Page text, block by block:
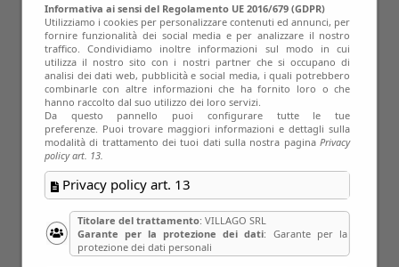
PERCHE’ PROPRIO UN
LETTO A BALDACCHINO?
Lifestyle Magazine
30
Settembre 2021
Storia e curiosità dei letti a
baldacchino nella storia e
nell’evoluzione moderna…
Informativa ai sensi del Regolamento UE 2016/679 (GDPR)
Utilizziamo i cookies per personalizzare contenuti ed annunci, per
fornire funzionalità dei social media e per analizzare il nostro
traffico. Condividiamo inoltre informazioni sul modo in cui
utilizza il nostro sito con i nostri partner che si occupano di
analisi dei dati web, pubblicità e social media, i quali potrebbero
combinarle con altre informazioni che ha fornito loro o che
hanno raccolto dal suo utilizzo dei loro servizi.
Da questo pannello puoi configurare tutte le tue
preferenze. Puoi trovare maggiori informazioni e dettagli sulla
modalità di trattamento dei tuoi dati sulla nostra paginaPrivacy
policy art. 13.
Privacy policy art. 13
Titolare del trattamento: VILLAGO SRL
Garante per la protezione dei dati: Garante per la
protezione dei dati personali